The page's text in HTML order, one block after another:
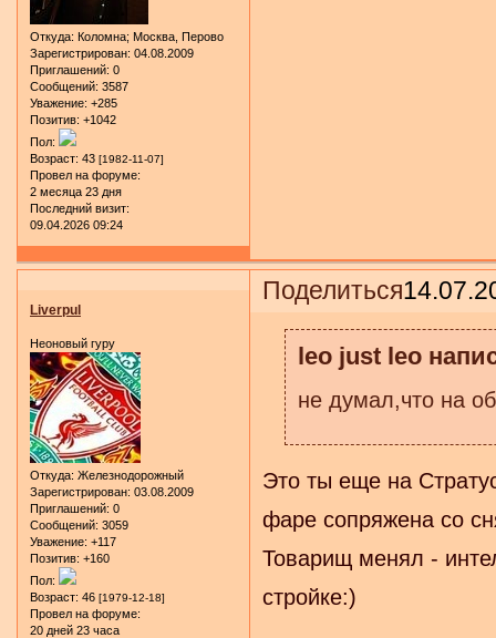
Откуда: Коломна; Москва, Перово
Зарегистрирован: 04.08.2009
Приглашений: 0
Сообщений: 3587
Уважение: +285
Позитив: +1042
Пол:
Возраст: 43 [1982-11-07]
Провел на форуме:
2 месяца 23 дня
Последний визит:
09.04.2026 09:24
Поделиться
Liverpul
Неоновый гуру
Откуда: Железнодорожный
Зарегистрирован: 03.08.2009
Приглашений: 0
Сообщений: 3059
Уважение: +117
Позитив: +160
Пол:
Возраст: 46 [1979-12-18]
Провел на форуме:
20 дней 23 часа
leo just leo
не думал,что на
Это ты еще на
фаре сопряжена со
Товарищ менял -
стройке:)